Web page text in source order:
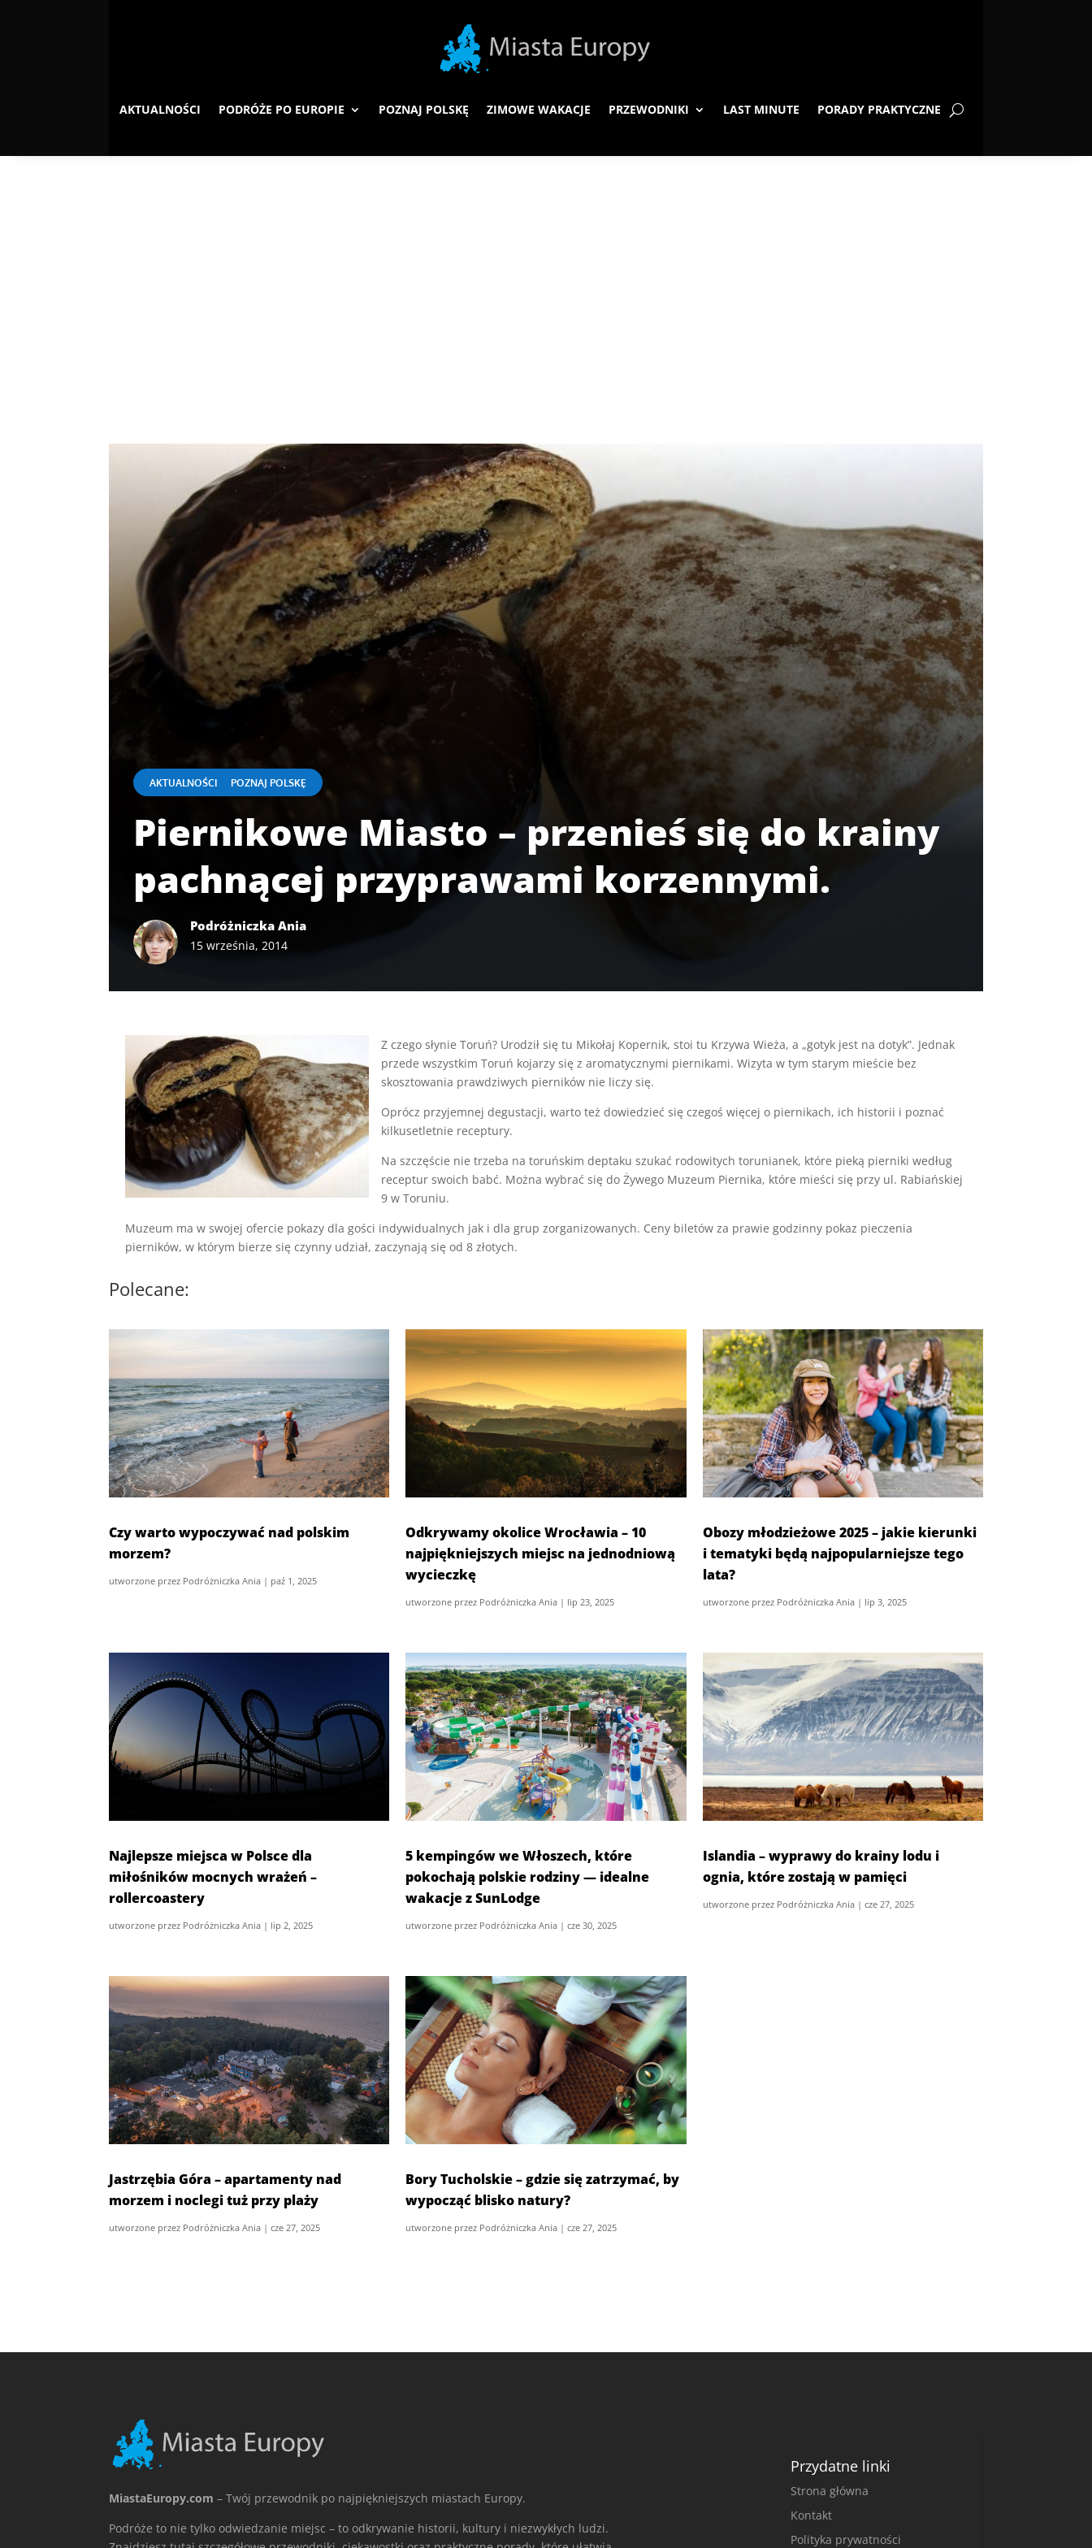
AKTUALNOŚCI PODRÓŻE PO EUROPIE POZNAJ POLSKĘ ZIMOWE WAKACJE PRZEWODNIKI LAST MINUTE PORADY PRAKTYCZNE
AKTUALNOŚCI |POZNAJ POLSKĘ
Piernikowe Miasto – przenieś się do krainy
pachnącej przyprawami korzennymi.
Podróżniczka Ania
15 września, 2014
Z czego słynie Toruń? Urodził się tu Mikołaj Kopernik, stoi tu Krzywa Wieża, a „gotyk jest na dotyk”. Jednak
przede wszystkim Toruń kojarzy się z aromatycznymi piernikami. Wizyta w tym starym mieście bez
skosztowania prawdziwych pierników nie liczy się.
Oprócz przyjemnej degustacji, warto też dowiedzieć się czegoś więcej o piernikach, ich historii i poznać
kilkusetletnie receptury.
Na szczęście nie trzeba na toruńskim deptaku szukać rodowitych torunianek, które pieką pierniki według
receptur swoich babć. Można wybrać się do Żywego Muzeum Piernika, które mieści się przy ul. Rabiańskiej
9 w Toruniu.
Muzeum ma w swojej ofercie pokazy dla gości indywidualnych jak i dla grup zorganizowanych. Ceny biletów za prawie godzinny pokaz pieczenia
pierników, w którym bierze się czynny udział, zaczynają się od 8 złotych.
Polecane:
Czy warto wypoczywać nad polskim
morzem?
utworzone przez Podróżniczka Ania | paź 1, 2025
Odkrywamy okolice Wrocławia – 10
najpiękniejszych miejsc na jednodniową
wycieczkę
utworzone przez Podróżniczka Ania | lip 23, 2025
Obozy młodzieżowe 2025 – jakie kierunki
i tematyki będą najpopularniejsze tego
lata?
utworzone przez Podróżniczka Ania| lip 3, 2025
Najlepsze miejsca w Polsce dla
miłośników mocnych wrażeń –
rollercoastery
utworzone przez Podróżniczka Ania | lip 2, 2025
5 kempingów we Włoszech, które
pokochają polskie rodziny — idealne
wakacje z SunLodge
utworzone przez Podróżniczka Ania |cze 30, 2025
Islandia – wyprawy do krainy lodu i
ognia, które zostają w pamięci
utworzone przez Podróżniczka Ania| cze 27, 2025
Jastrzębia Góra – apartamenty nad
morzem i noclegi tuż przy plaży
utworzone przez Podróżniczka Ania |cze 27, 2025
Bory Tucholskie – gdzie się zatrzymać, by
wypocząć blisko natury?
utworzone przez Podróżniczka Ania |cze 27, 2025
MiastaEuropy.com – Twój przewodnik po najpiękniejszych miastach Europy.
Podróże to nie tylko odwiedzanie miejsc – to odkrywanie historii, kultury i niezwykłych ludzi.
Przydatne linki
Strona główna
Kontakt
Polityka prywatności